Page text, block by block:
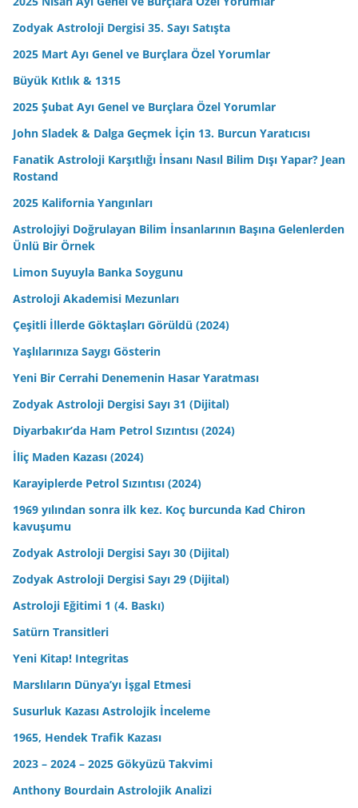
Zodyak Astroloji Dergisi 35. Sayı Satışta
2025 Mart Ayı Genel ve Burçlara Özel Yorumlar
Büyük Kıtlık & 1315
2025 Şubat Ayı Genel ve Burçlara Özel Yorumlar
John Sladek & Dalga Geçmek İçin 13. Burcun Yaratıcısı
Fanatik Astroloji Karşıtlığı İnsanı Nasıl Bilim Dışı Yapar? Jean
Rostand
2025 Kalifornia Yangınları
Astrolojiyi Doğrulayan Bilim İnsanlarının Başına Gelenlerden
Ünlü Bir Örnek
Limon Suyuyla Banka Soygunu
Astroloji Akademisi Mezunları
Çeşitli İllerde Göktaşları Görüldü (2024)
Yaşlılarınıza Saygı Gösterin
Yeni Bir Cerrahi Denemenin Hasar Yaratması
Zodyak Astroloji Dergisi Sayı 31 (Dijital)
Diyarbakır’da Ham Petrol Sızıntısı (2024)
İliç Maden Kazası (2024)
Karayiplerde Petrol Sızıntısı (2024)
1969 yılından sonra ilk kez. Koç burcunda Kad Chiron
kavuşumu
Zodyak Astroloji Dergisi Sayı 30 (Dijital)
Zodyak Astroloji Dergisi Sayı 29 (Dijital)
Astroloji Eğitimi 1 (4. Baskı)
Satürn Transitleri
Yeni Kitap! Integritas
Marslıların Dünya’yı İşgal Etmesi
Susurluk Kazası Astrolojik İnceleme
1965, Hendek Trafik Kazası
2023 – 2024 – 2025 Gökyüzü Takvimi
Anthony Bourdain Astrolojik Analizi